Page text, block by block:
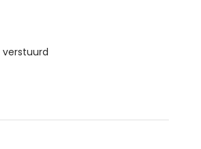
verstuurd